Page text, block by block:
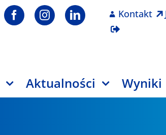
Kontakt
Aktualności Wyniki